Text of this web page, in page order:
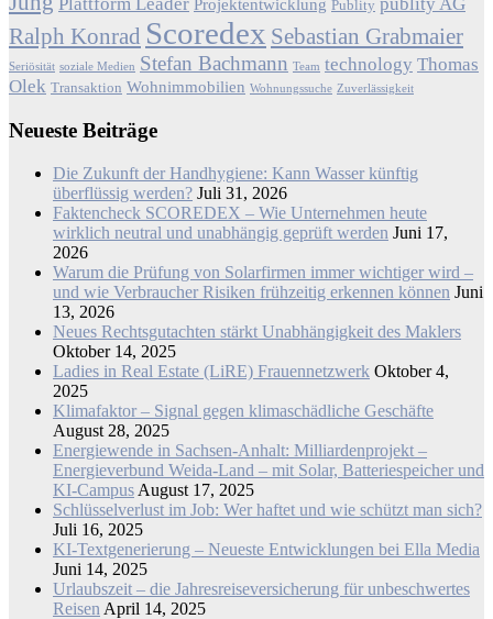
Plattform Leader Projektentwicklung Publity publity AG
Ralph Konrad Scoredex Sebastian Grabmaier
Seriösität soziale Medien Stefan Bachmann Team technology Thomas
Olek Transaktion Wohnimmobilien Wohnungssuche Zuverlässigkeit
Neueste Beiträge
Die Zukunft der Handhygiene: Kann Wasser künftig
überflüssig werden? Juli 31, 2026
Faktencheck SCOREDEX – Wie Unternehmen heute
wirklich neutral und unabhängig geprüft werden Juni 17,
2026
Warum die Prüfung von Solarfirmen immer wichtiger wird –
und wie Verbraucher Risiken frühzeitig erkennen können Juni
13, 2026
Neues Rechtsgutachten stärkt Unabhängigkeit des Maklers
Oktober 14, 2025
Ladies in Real Estate (LiRE) Frauennetzwerk Oktober 4,
2025
Klimafaktor – Signal gegen klimaschädliche Geschäfte
August 28, 2025
Energiewende in Sachsen-Anhalt: Milliardenprojekt –
Energieverbund Weida-Land – mit Solar, Batteriespeicher und
KI-Campus August 17, 2025
Schlüsselverlust im Job: Wer haftet und wie schützt man sich?
Juli 16, 2025
KI-Textgenerierung – Neueste Entwicklungen bei Ella Media
Juni 14, 2025
Urlaubszeit – die Jahresreiseversicherung für unbeschwertes
Reisen April 14, 2025